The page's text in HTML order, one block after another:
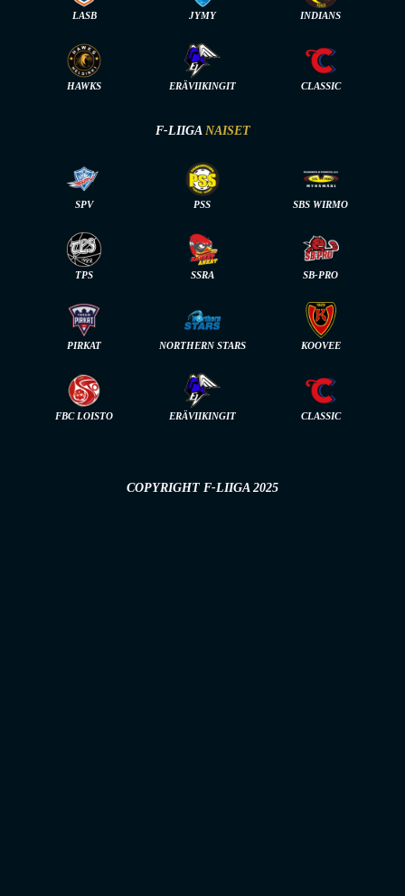
LASB JYMY INDIANS
HAWKS ERÄVIIKINGIT CLASSIC
F-LIIGA NAISET
SPV PSS SBS WIRMO
TPS SSRA SB-PRO
PIRKAT NORTHERN STARS KOOVEE
FBC LOISTO ERÄVIIKINGIT CLASSIC
COPYRIGHT F-LIIGA 2025